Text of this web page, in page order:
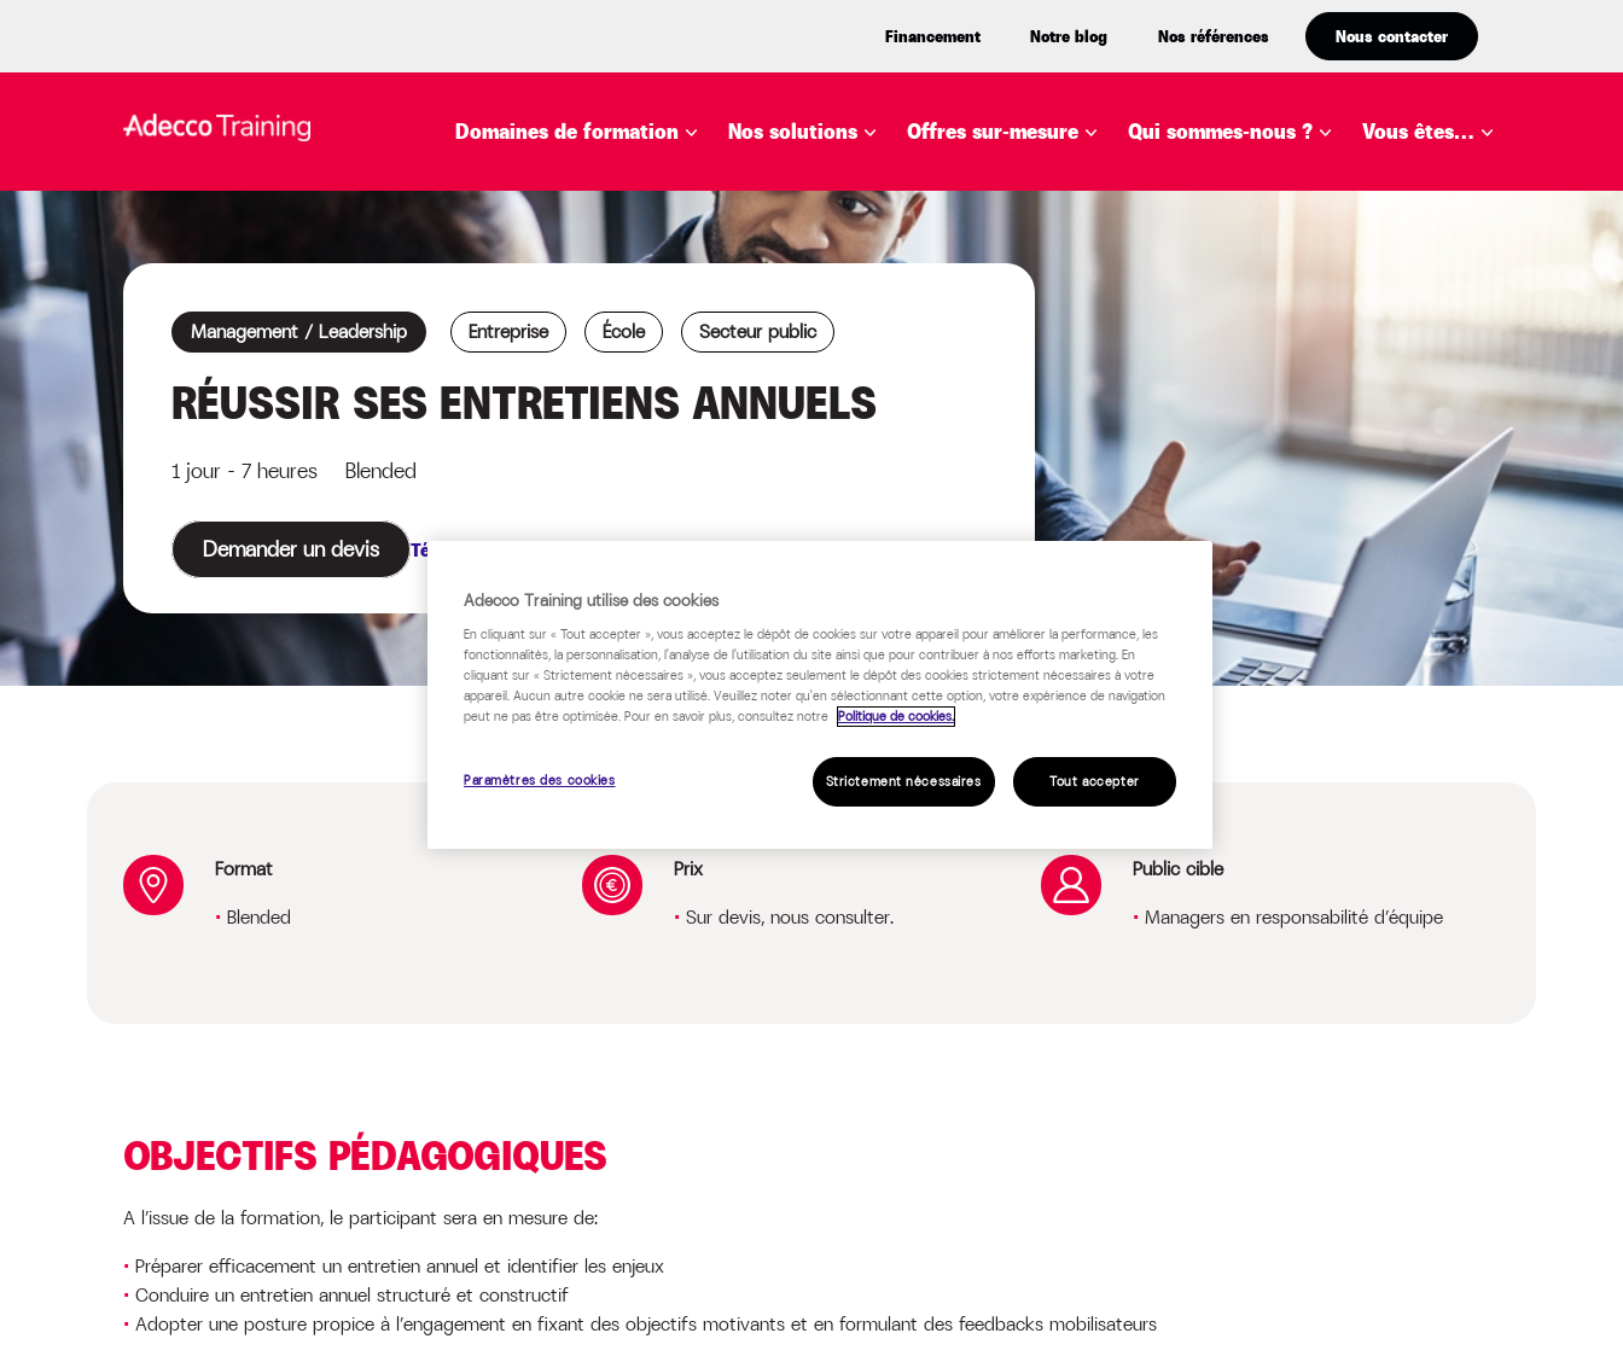
Financement Notre blog Nos références Nous contacter
Domaines de formation Nos solutions Offres sur-mesure Qui sommes-nous ? Vous êtes…
Management / Leadership Entreprise École Secteur public
RÉUSSIR SES ENTRETIENS ANNUELS
1 jour - 7 heures Blended
Demander un devis Télécharger le programme
Format
Blended
Prix
Sur devis, nous consulter.
Public cible
Managers en responsabilité d’équipe
OBJECTIFS PÉDAGOGIQUES
A l’issue de la formation, le participant sera en mesure de:
Préparer efficacement un entretien annuel et identifier les enjeux
Conduire un entretien annuel structuré et constructif
Adopter une posture propice à l’engagement en fixant des objectifs motivants et en formulant des feedbacks mobilisateurs
Adecco Training utilise des cookies
En cliquant sur « Tout accepter », vous acceptez le dépôt de cookies sur votre appareil pour améliorer la performance, les
fonctionnalités, la personnalisation, l'analyse de l'utilisation du site ainsi que pour contribuer à nos efforts marketing. En
cliquant sur « Strictement nécessaires », vous acceptez seulement le dépôt des cookies strictement nécessaires à votre
appareil. Aucun autre cookie ne sera utilisé. Veuillez noter qu'en sélectionnant cette option, votre expérience de navigation
peut ne pas être optimisée. Pour en savoir plus, consultez notre Politique de cookies.
Paramètres des cookies Strictement nécessaires Tout accepter